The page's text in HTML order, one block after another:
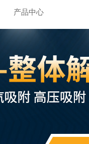
产品中心